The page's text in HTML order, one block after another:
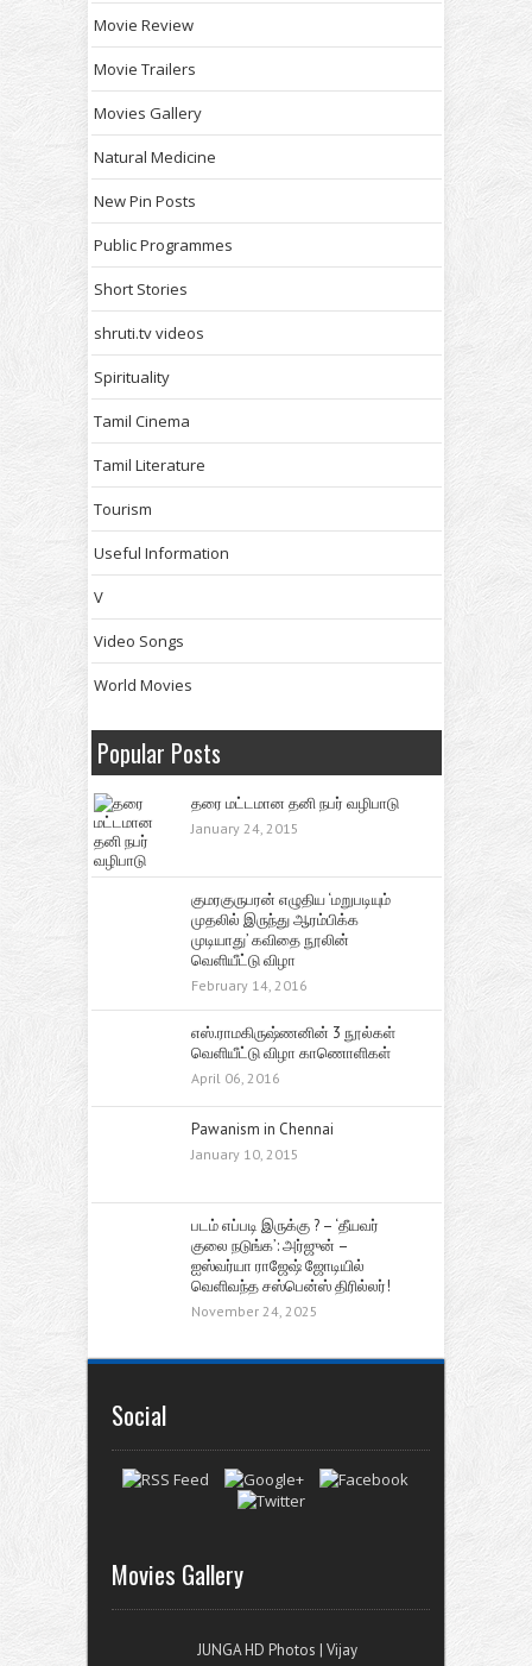
Movie Review
Movie Trailers
Movies Gallery
Natural Medicine
New Pin Posts
Public Programmes
Short Stories
shruti.tv videos
Spirituality
Tamil Cinema
Tamil Literature
Tourism
Useful Information
V
Video Songs
World Movies
Popular Posts
தரை மட்டமான தனி நபர் வழிபாடு
January 24, 2015
குமரகுருபரன் எழுதிய ‘மறுபடியும்
முதலில் இருந்து ஆரம்பிக்க
முடியாது’ கவிதை நூலின்
வெளியீட்டு விழா
February 14, 2016
எஸ்.ராமகிருஷ்ணனின் 3 நூல்கள்
வெளியீட்டு விழா காணொளிகள்
April 06, 2016
Pawanism in Chennai
January 10, 2015
படம் எப்படி இருக்கு ? – ‘தீயவர்
குலை நடுங்க’: அர்ஜுன் –
ஐஸ்வர்யா ராஜேஷ் ஜோடியில்
வெளிவந்த சஸ்பென்ஸ் திரில்லர்!
November 24, 2025
Social
Movies Gallery
JUNGA HD Photos | Vijay